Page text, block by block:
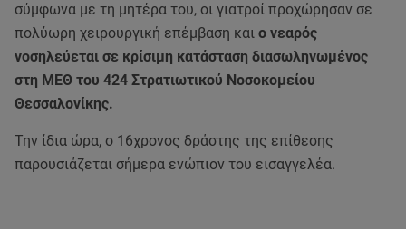
σύμφωνα με τη μητέρα του, οι γιατροί προχώρησαν σε
πολύωρη χειρουργική επέμβαση και ο νεαρός
νοσηλεύεται σε κρίσιμη κατάσταση διασωληνωμένος
στη ΜΕΘ του 424 Στρατιωτικού Νοσοκομείου
Θεσσαλονίκης.
Την ίδια ώρα, ο 16χρονος δράστης της επίθεσης
παρουσιάζεται σήμερα ενώπιον του εισαγγελέα.